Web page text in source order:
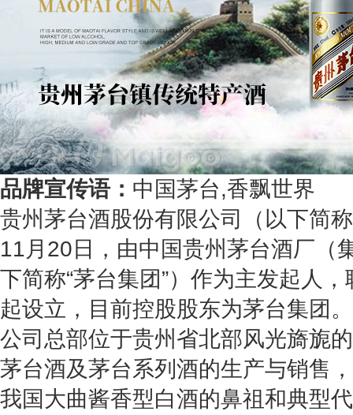
品牌宣传语： 中国茅台,香飘世界
贵州茅台酒股份有限公司（以下简
11月20日，由中国贵州茅台酒厂（
下简称“茅台集团”）作为主发起人
起设立，目前控股股东为茅台集团。
公司总部位于贵州省北部风光旖旎
茅台酒及茅台系列酒的生产与销售
我国大曲酱香型白酒的鼻祖和典型